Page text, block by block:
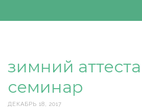
зимний
семинар
ДЕКАБРЬ 18, 2017